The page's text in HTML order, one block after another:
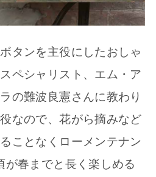
タンを主役にしたおしゃ
ペシャリスト、エム・ア
の難波良憲さんに教わり
なので、花がら摘みなど
ことなくローメンテナン
が春までと長く楽しめる